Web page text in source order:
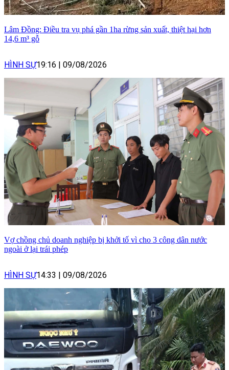
Lâm Đồng: Điều tra vụ phá gần 1ha rừng sản xuất, thiệt hại hơn
14,6 m³ gỗ
HÌNH SỰ19:16 09/08/2026
Vợ chồng chủ doanh nghiệp bị khởi tố vì cho 3 công dân nước
ngoài ở lại trái phép
HÌNH SỰ14:33 09/08/2026